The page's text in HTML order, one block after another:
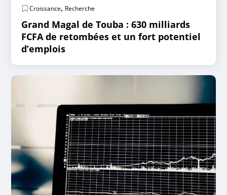
Croissance, Recherche
Grand Magal de Touba : 630 milliards
FCFA de retombées et un fort potentiel
d’emplois